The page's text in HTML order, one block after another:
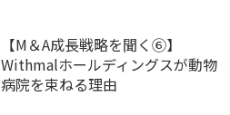
【M＆A 成長戦略を聞く⑥】
Withmalホールディングスが動物
病院を束ねる理由